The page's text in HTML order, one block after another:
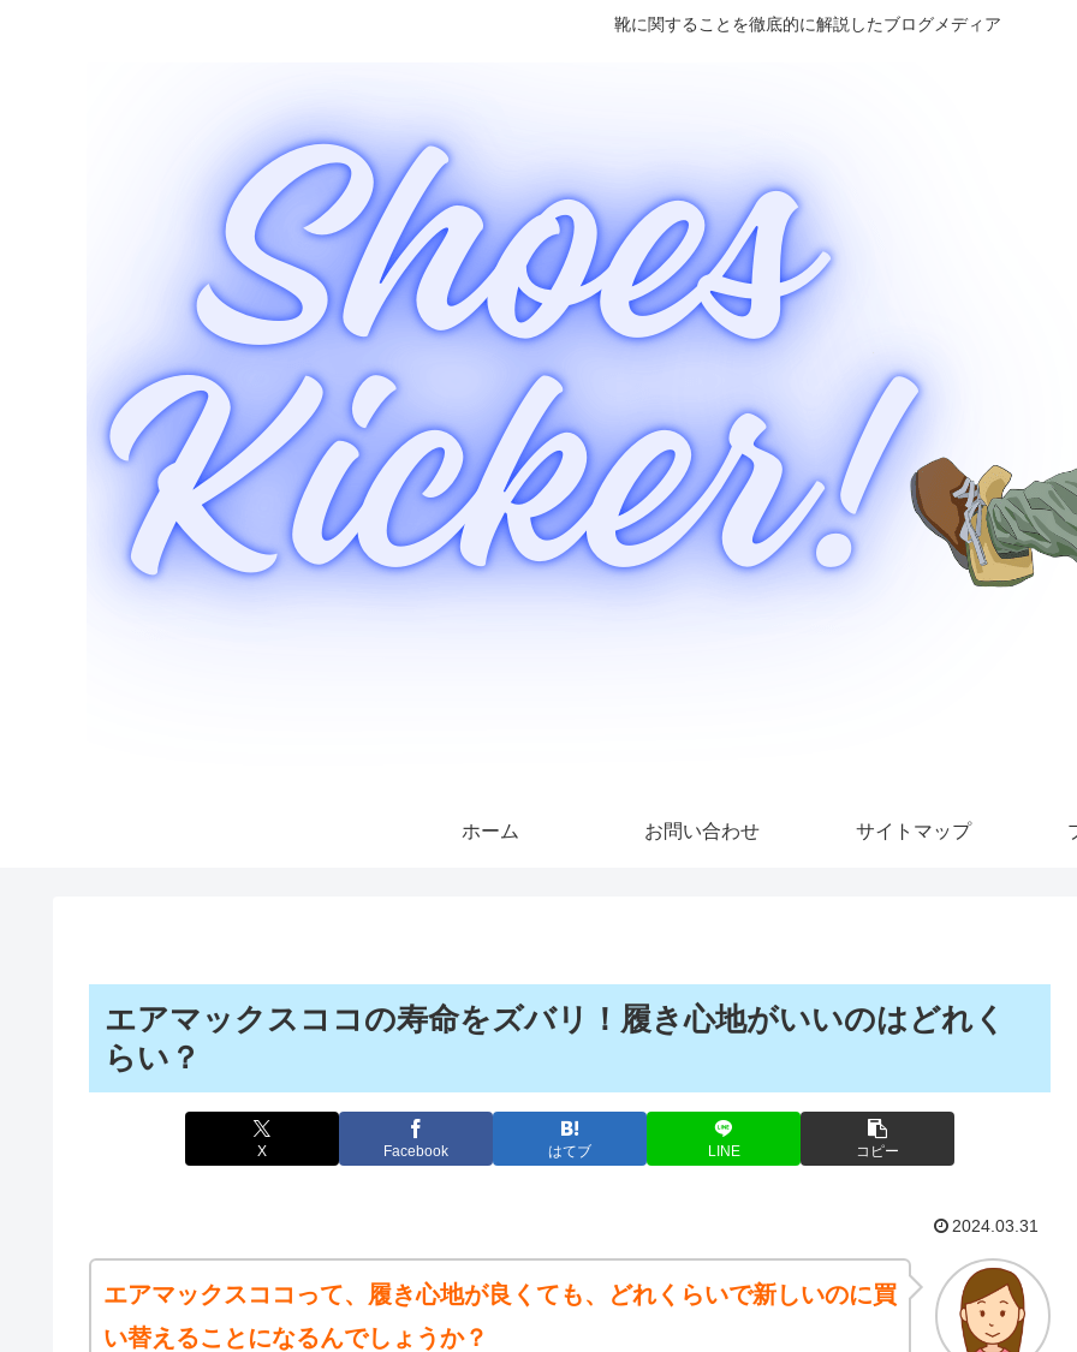
靴に関することを徹底的に解説したブログメディア
ホーム お問い合わせ サイトマップ
エアマックスココの寿命をズバリ！履き心地がいいのはどれく
らい？
X Facebook はてブ LINE コピー
2024.03.31
エアマックスココって、履き心地が良くても、どれくらいで新しいのに買
い替えることになるんでしょうか？